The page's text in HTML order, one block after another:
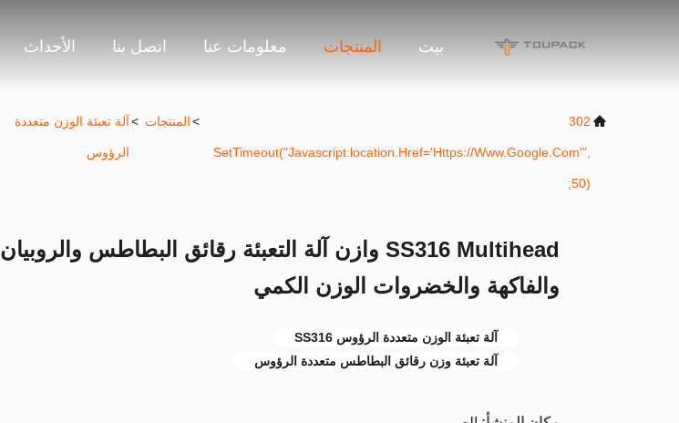
بيت المنتجات معلومات عنا اتصل بنا الأحداث
302
SetTimeout("javascript:location.href='https://www.google.com'",
50);
> المنتجات > آلة تعبئة الوزن متعددة
الرؤوس
SS316 Multihead وازن آلة التعبئة رقائق البطاطس والروبيان
والفاكهة والخضروات الوزن الكمي
آلة تعبئة الوزن متعددة الرؤوس SS316
آلة تعبئة وزن رقائق البطاطس متعددة الرؤوس